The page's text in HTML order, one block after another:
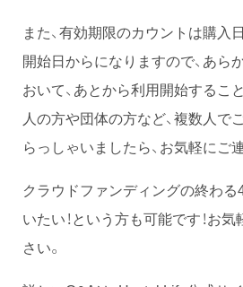
また、有効期限のカウントは購入
開始日からになりますので、あら
おいて、あとから利用開始するこ
人の方や団体の方など、複数人で
らっしゃいましたら、お気軽にご
クラウドファンディングの終わ
いたい！という方も可能です！お
さい。